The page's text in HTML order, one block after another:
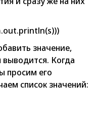
значение,
выводится. Когда
просим его
список значений: